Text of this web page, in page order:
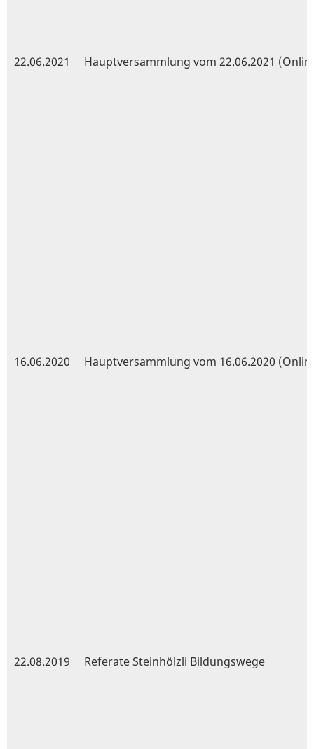
22.06.2021 Hauptversammlung vom 22.06.2021
16.06.2020 Hauptversammlung vom 16.06.2020
22.08.2019 Referate Steinhölzli Bildungswege